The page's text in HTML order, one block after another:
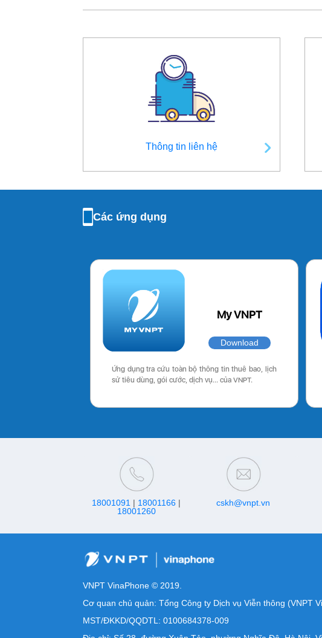
Thông tin liên hệ
Các ứng dụng
My VNPT
Download
Ứng dụng tra cứu toàn bộ thông tin thuê bao, lịch
sử tiêu dùng, gói cước, dịch vụ… của VNPT.
18001091 | 18001166 |
18001260
cskh@vnpt.vn
VNPT VinaPhone © 2019.
Cơ quan chủ quản: Tổng Công ty Dịch vụ Viễn thông (VNPT
MST/ĐKKD/QQDTL: 0100684378-009